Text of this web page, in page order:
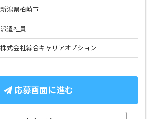
新潟県柏崎市
派遣社員
株式会社綜合キャリアオプション
応募画面に進む